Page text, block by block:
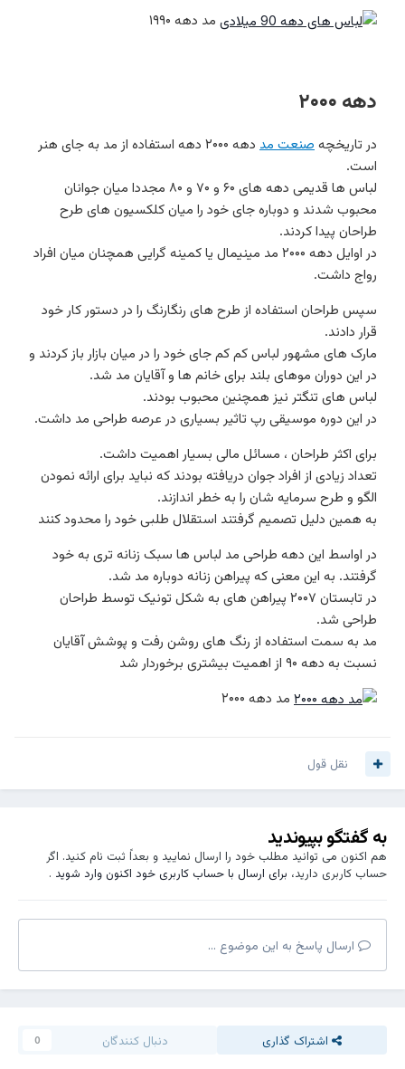
مد دهه ۱۹۹۰
دهه ۲۰۰۰
در تاریخچه صنعت مد
دهه ۲۰۰۰ دهه استفاده از مد به جای هنر
است.
لباس ها قدیمی دهه های ۶۰ و ۷۰ و ۸۰ مجددا میان جوانان
محبوب شدند و دوباره جای خود را میان کلکسیون های طرح
طراحان پیدا کردند.
در اوایل دهه ۲۰۰۰ مد مینیمال یا کمینه گرایی همچنان میان افراد
رواج داشت.
سپس طراحان استفاده از طرح های رنگارنگ را در دستور کار خود
قرار دادند.
مارک های مشهور لباس کم کم جای خود را در میان بازار باز کردند و
در این دوران موهای بلند برای خانم ها و آقایان مد شد.
لباس های تنگتر نیز همچنین محبوب بودند.
در این دوره موسیقی رپ تاثیر بسیاری در عرصه طراحی مد داشت.
برای اکثر طراحان ، مسائل مالی بسیار اهمیت داشت.
تعداد زیادی از افراد جوان دریافته بودند که نباید برای ارائه نمودن
الگو و طرح سرمایه شان را به خطر اندازند.
به همین دلیل تصمیم گرفتند استقلال طلبی خود را محدود کنند
در اواسط این دهه طراحی مد لباس ها سبک زنانه تری به خود
گرفتند. به این معنی که پیراهن زنانه دوباره مد شد.
در تابستان ۲۰۰۷ پیراهن های به شکل تونیک توسط طراحان
طراحی شد.
مد به سمت استفاده از رنگ های روشن رفت و پوشش آقایان
نسبت به دهه ۹۰ از اهمیت بیشتری برخوردار شد
مد دهه ۲۰۰۰
نقل قول
به گفتگو بپیوندید
هم اکنون می توانید مطلب خود را ارسال نمایید و بعداً ثبت نام کنید. اگر
حساب کاربری دارید، برای ارسال با حساب کاربری خود اکنون وارد شوید.
ارسال پاسخ به این موضوع ...
اشتراک گذاری دنبال کنندگان 0